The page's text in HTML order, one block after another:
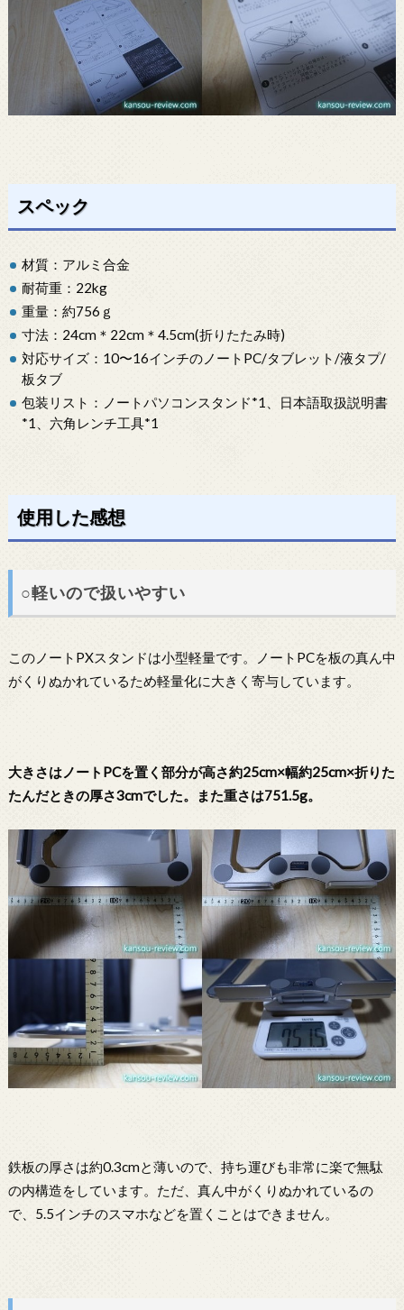
スペック
材質：アルミ合金
耐荷重：22kg
重量：約756ｇ
寸法：24cm＊22cm＊4.5cm(折りたたみ時)
対応サイズ：10〜16インチのノートPC/タブレット/液タプ/
板タブ
包装リスト：ノートパソコンスタンド*1、日本語取扱説明書
*1、六角レンチ工具*1
使用した感想
○軽いので扱いやすい
このノートPXスタンドは小型軽量です。ノートPCを板の真ん中
がくりぬかれているため軽量化に大きく寄与しています。
大きさはノートPCを置く部分が高さ約25cm×幅約25cm×折りた
たんだときの厚さ3cmでした。また重さは751.5g。
鉄板の厚さは約0.3cmと薄いので、持ち運びも非常に楽で無駄
の内構造をしています。ただ、真ん中がくりぬかれているの
で、5.5インチのスマホなどを置くことはできません。